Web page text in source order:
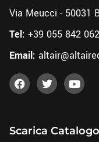
Via Meucci - 50031
Tel: +39 055 842
Email:
Scarica Catalogo